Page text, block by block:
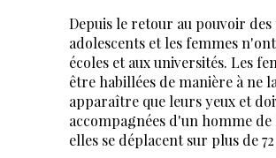
Depuis le retour au pouvoir des
adolescents et les femmes
écoles et aux universités. Les
être habillées de manière à ne
apparaître que leurs yeux et
accompagnées d'un homme
elles se déplacent sur plus de